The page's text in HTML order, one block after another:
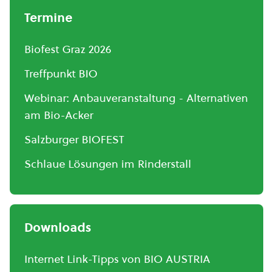
Termine
Biofest Graz 2026
Treffpunkt BIO
Webinar: Anbauveranstaltung - Alternativen
am Bio-Acker
Salzburger BIOFEST
Schlaue Lösungen im Rinderstall
Downloads
Internet Link-Tipps von BIO AUSTRIA